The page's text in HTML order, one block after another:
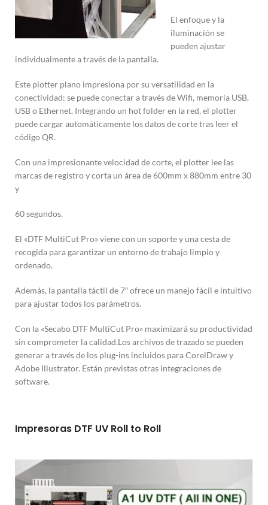
El enfoque y la
iluminación se
pueden ajustar
individualmente a través de la pantalla.
Este plotter plano impresiona por su versatilidad en la
conectividad: se puede conectar a través de Wifi, memoria USB,
USB o Ethernet. Integrando un hot folder en la red, el plotter
puede cargar automáticamente los datos de corte tras leer el
código QR.
Con una impresionante velocidad de corte, el plotter lee las
marcas de registro y corta un área de 600mm x 880mm entre 30
y
60 segundos.
El «DTF MultiCut Pro» viene con un soporte y una cesta de
recogida para garantizar un entorno de trabajo limpio y
ordenado.
Además, la pantalla táctil de 7″ ofrece un manejo fácil e intuitivo
para ajustar todos los parámetros.
Con la «Secabo DTF MultiCut Pro» maximizará su productividad
sin comprometer la calidad.Los archivos de trazado se pueden
generar a través de los plug-ins incluidos para CorelDraw y
Adobe Illustrator. Están previstas otras integraciones de
software.
Impresoras DTF UV Roll to Roll